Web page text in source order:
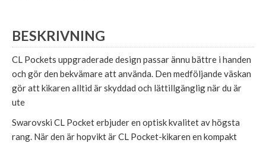
BESKRIVNING
CL Pockets uppgraderade design passar ännu bättre i handen
och gör den bekvämare att använda. Den medföljande väskan
gör att kikaren alltid är skyddad och lättillgänglig när du är
ute
Swarovski CL Pocket erbjuder en optisk kvalitet av högsta
rang. När den är hopvikt är CL Pocket-kikaren en kompakt